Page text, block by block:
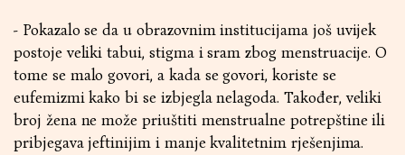
- Pokazalo se da u obrazovnim institucijama još uvijek
postoje veliki tabui, stigma i sram zbog menstruacije. O
tome se malo govori, a kada se govori, koriste se
eufemizmi kako bi se izbjegla nelagoda. Također, veliki
broj žena ne može priuštiti menstrualne potrepštine ili
pribjegava jeftinijim i manje kvalitetnim rješenjima.